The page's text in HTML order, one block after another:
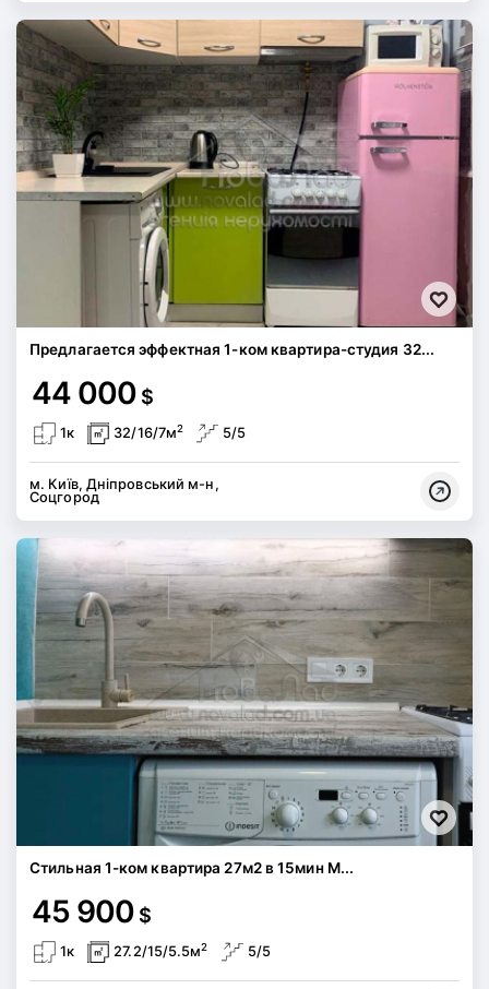
Предлагается эффектная 1-ком квартира-студия 32...
44 000 $
1к 32/16/7м2 5/5
м. Київ, Дніпровський м-н,
Соцгород
Стильная 1-ком квартира 27м2 в 15мин М...
45 900 $
1к 27.2/15/5.5м2 5/5